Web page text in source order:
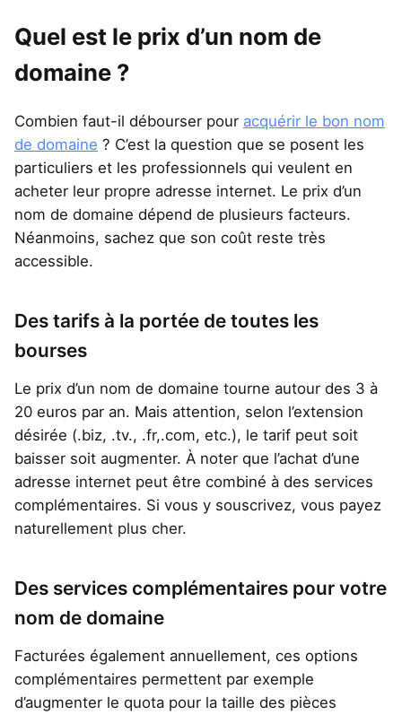
Quel est le prix d’un nom de
domaine ?
Combien faut-il débourser pour acquérir le bon nom
de domaine ? C’est la question que se posent les
particuliers et les professionnels qui veulent en
acheter leur propre adresse internet. Le prix d’un
nom de domaine dépend de plusieurs facteurs.
Néanmoins, sachez que son coût reste très
accessible.
Des tarifs à la portée de toutes les
bourses
Le prix d’un nom de domaine tourne autour des 3 à
20 euros par an. Mais attention, selon l’extension
désirée (.biz, .tv., .fr,.com, etc.), le tarif peut soit
baisser soit augmenter. À noter que l’achat d’une
adresse internet peut être combiné à des services
complémentaires. Si vous y souscrivez, vous payez
naturellement plus cher.
Des services complémentaires pour votre
nom de domaine
Facturées également annuellement, ces options
complémentaires permettent par exemple
d’augmenter le quota pour la taille des pièces